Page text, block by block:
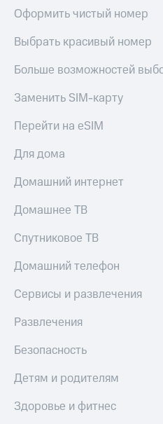
Оформить чистый номер
Выбрать красивый номер
Больше возможностей
Заменить SIM-карту
Перейти на eSIM
Для дома
Домашний интернет
Домашнее ТВ
Спутниковое ТВ
Домашний телефон
Сервисы и развлечения
Развлечения
Безопасность
Детям и родителям
Здоровье и фитнес